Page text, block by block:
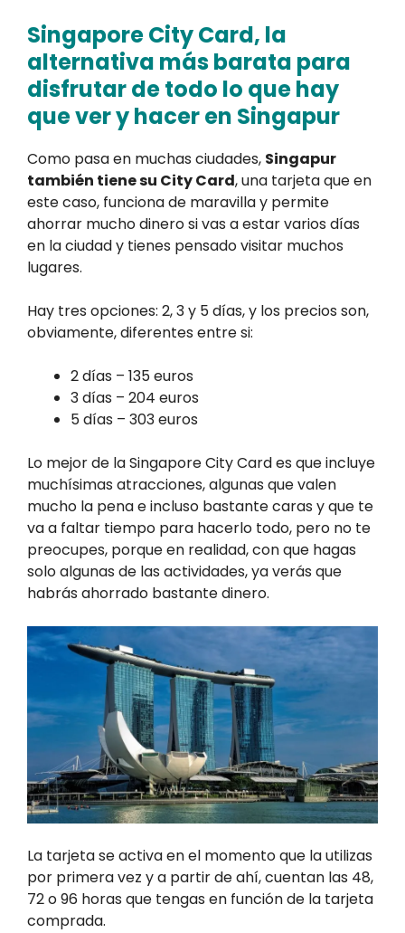
Singapore City Card, la
alternativa más barata para
disfrutar de todo lo que hay
que ver y hacer en Singapur
Como pasa en muchas ciudades, Singapur
también tiene su City Card, una tarjeta que en
este caso, funciona de maravilla y permite
ahorrar mucho dinero si vas a estar varios días
en la ciudad y tienes pensado visitar muchos
lugares.
Hay tres opciones: 2, 3 y 5 días, y los precios son,
obviamente, diferentes entre si:
2 días – 135 euros
3 días – 204 euros
5 días – 303 euros
Lo mejor de la Singapore City Card es que incluye
muchísimas atracciones, algunas que valen
mucho la pena e incluso bastante caras y que te
va a faltar tiempo para hacerlo todo, pero no te
preocupes, porque en realidad, con que hagas
solo algunas de las actividades, ya verás que
habrás ahorrado bastante dinero.
La tarjeta se activa en el momento que la utilizas
por primera vez y a partir de ahí, cuentan las 48,
72 o 96 horas que tengas en función de la tarjeta
comprada.